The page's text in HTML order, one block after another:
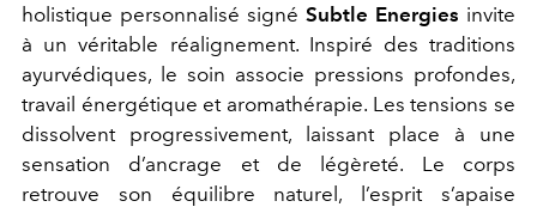
holistique personnalisé signé Subtle Energies invite
à un véritable réalignement. Inspiré des traditions
ayurvédiques, le soin associe pressions profondes,
travail énergétique et aromathérapie. Les tensions se
dissolvent progressivement, laissant place à une
sensation d’ancrage et de légèreté. Le corps
retrouve son équilibre naturel, l’esprit s’apaise